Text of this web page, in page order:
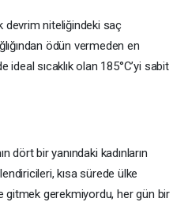
devrim niteliğindeki saç
ödün vermeden en
sıcaklık olan 185°C’yi sabit
dört bir yanındaki kadınların
kısa sürede ülke
gitmek gerekmiyordu, her gün bir